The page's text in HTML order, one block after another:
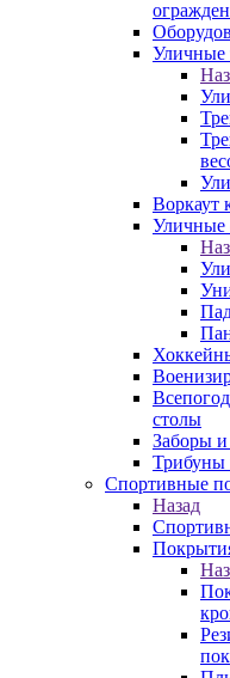
Уличные
Воркаут
Уличные
столы
Заборы
Трибуны
Спортивные
Назад